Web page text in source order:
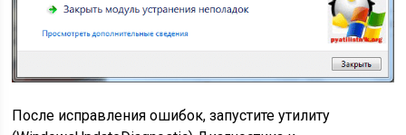
После исправления ошибок, запустите утилиту